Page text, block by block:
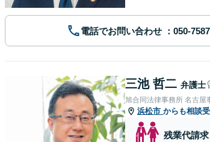
電話でお問い合わせ
三池 哲二 弁護士
旭合同法律事務所 名古屋
浜松市 からも相談
残業代請求